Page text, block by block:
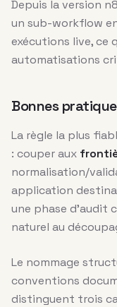
Depuis la version
un sub-workflow
exécutions live, ce
automatisations
Bonnes
La règle la plus
: couper aux
normalisation/
application
une phase d’audit
naturel au
Le nommage
conventions
distinguent trois